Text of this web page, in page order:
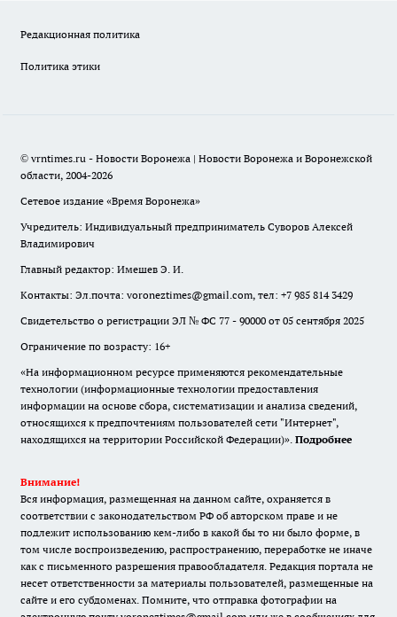
Редакционная политика
Политика этики
© vrntimes.ru - Новости Воронежа | Новости Воронежа и Воронежской
области, 2004-2026
Сетевое издание «Время Воронежа»
Учредитель: Индивидуальный предприниматель Суворов Алексей
Владимирович
Главный редактор: Имешев Э. И.
Контакты: Эл.почта: voroneztimes@gmail.com, тел: +7 985 814 3429
Свидетельство о регистрации ЭЛ № ФС 77 - 90000 от 05 сентября 2025
Ограничение по возрасту: 16+
«На информационном ресурсе применяются рекомендательные
технологии (информационные технологии предоставления
информации на основе сбора, систематизации и анализа сведений,
относящихся к предпочтениям пользователей сети "Интернет",
находящихся на территории Российской Федерации)». Подробнее
Внимание!
Вся информация, размещенная на данном сайте, охраняется в
соответствии с законодательством РФ об авторском праве и не
подлежит использованию кем-либо в какой бы то ни было форме, в
том числе воспроизведению, распространению, переработке не иначе
как с письменного разрешения правообладателя. Редакция портала не
несет ответственности за материалы пользователей, размещенные на
сайте и его субдоменах. Помните, что отправка фотографии на